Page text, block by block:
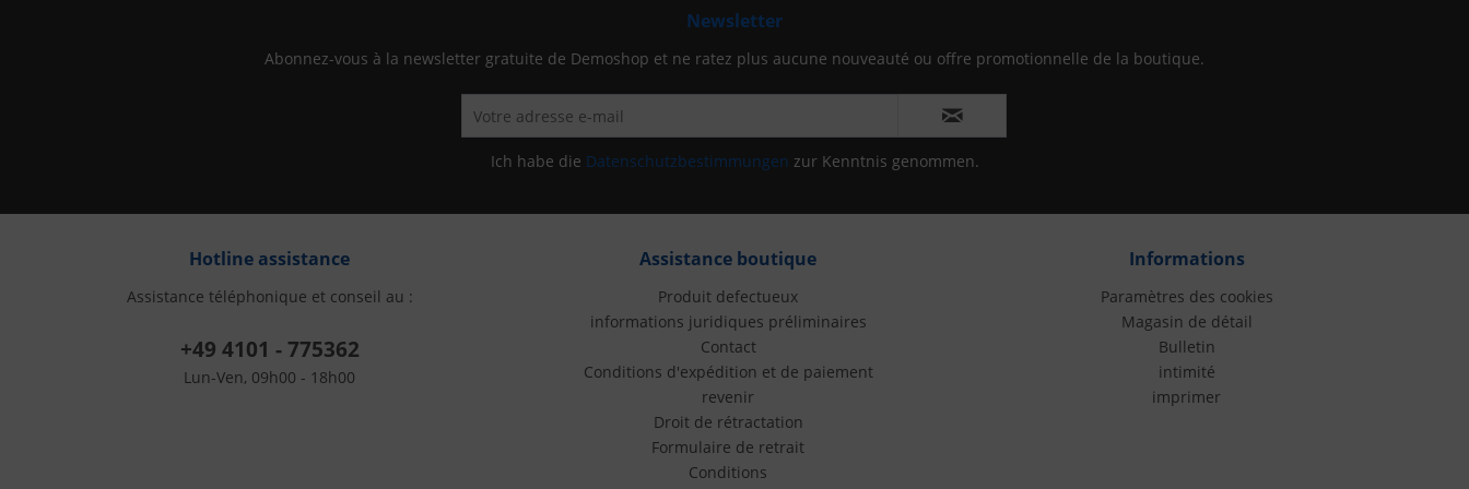
Hotline assistance
Assistance téléphonique et conseil au :
+49 4101 - 775362
Lun-Ven, 09h00 - 18h00
Assistance boutique
Produit defectueux
informations juridiques préliminaires
Contact
Conditions d'expédition et de paiement
revenir
Droit de rétractation
Formulaire de retrait
Conditions
Informations
Paramètres des cookies
Magasin de détail
Bulletin
intimité
imprimer
Newsletter
Abonnez-vous à la newsletter gratuite de Demoshop et ne ratez plus aucune nouveauté ou offre promotionnelle de la boutique.
Ich habe die Datenschutzbestimmungen zur Kenntnis genommen.